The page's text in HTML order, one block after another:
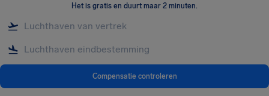
Het is gratis en duurt maar 2 minuten.
Compensatie controleren